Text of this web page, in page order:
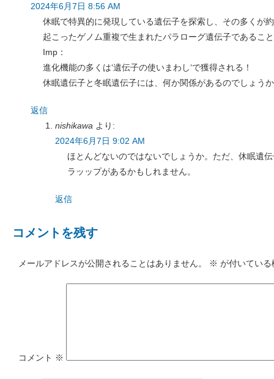
2024年6月7日 8:56 AM
休眠で特異的に発現している遺伝子を探索し、その多くが
起こったゲノム重複で生まれたパラローグ遺伝子であるこ
Imp：
進化機能の多くは‘遺伝子の使いまわし‘で獲得される！
休眠遺伝子と冬眠遺伝子には、何か関係があるのでしょう
返信
nishikawa より:
2024年6月7日 9:02 AM
ほとんどないのではないでしょうか。ただ、休眠遺
ラッップがあるかもしれません。
返信
コメントを残す
メールアドレスが公開されることはありません。 ※ が付いてい
コメント ※